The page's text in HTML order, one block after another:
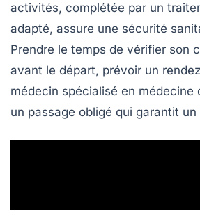
activités, complétée par un
adapté, assure une sécurité
Prendre le temps de vérifier son
avant le départ, prévoir un
médecin spécialisé en médecine
un passage obligé qui garantit